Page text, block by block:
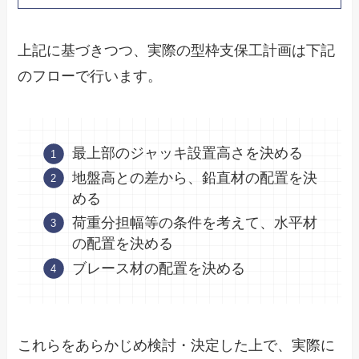
上記に基づきつつ、実際の型枠支保工計画は下記
のフローで行います。
最上部のジャッキ設置高さを決める
地盤高との差から、鉛直材の配置を決
める
荷重分担幅等の条件を考えて、水平材
の配置を決める
ブレース材の配置を決める
これらをあらかじめ検討・決定した上で、実際に